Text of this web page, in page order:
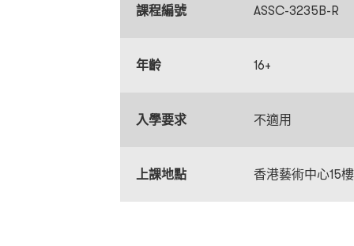
課程編號 ASSC-3235B-R
年齡 16+
入學要求 不適用
上課地點 香港藝術中心15